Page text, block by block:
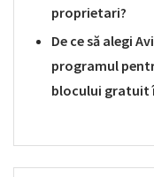
proprietari?
De ce să alegi
programul
blocului gratuit